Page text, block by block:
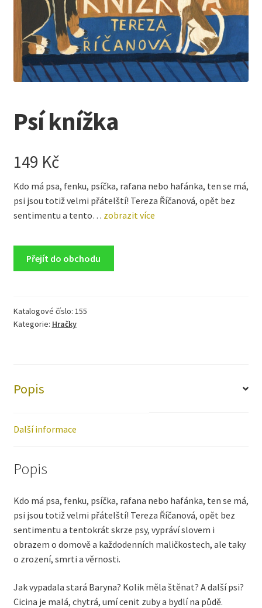
Kreativní tvoření
child
menu
Psí knížka
149 Kč
Kdo má psa, fenku, psíčka, rafana nebo hafánka, ten se má,
psi jsou totiž velmi přátelští! Tereza Říčanová, opět bez
sentimentu a tento… zobrazit více
Přejít do obchodu
Katalogové číslo: 155
Kategorie: Hračky
Popis
Další informace
Popis
Kdo má psa, fenku, psíčka, rafana nebo hafánka, ten se má,
psi jsou totiž velmi přátelští! Tereza Říčanová, opět bez
sentimentu a tentokrát skrze psy, vypráví slovem i
obrazem o domově a každodenních maličkostech, ale taky
o zrození, smrti a věrnosti.
Jak vypadala stará Baryna? Kolik měla štěnat? A další psi?
Cicina je malá, chytrá, umí cenit zuby a bydlí na půdě.